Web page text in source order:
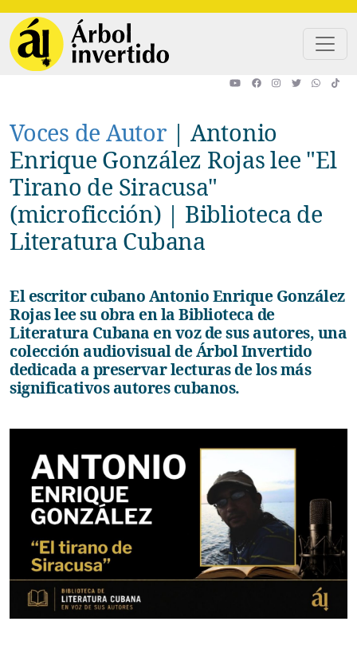
Voces de Autor | Antonio
Enrique González Rojas lee "El
Tirano de Siracusa"
(microficción) | Biblioteca de
Literatura Cubana
El escritor cubano Antonio Enrique González
Rojas lee su obra en la Biblioteca de
Literatura Cubana en voz de sus autores, una
colección audiovisual de Árbol Invertido
dedicada a preservar lecturas de los más
significativos autores cubanos.